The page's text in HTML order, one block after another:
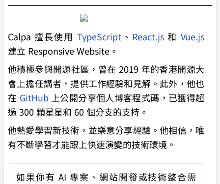
Calpa 擅長使用 TypeScript 、 React.js 和 Vue.js
建立 Responsive Website。
他積極參與開源社區，曾在 2019 年的香港開源大
會上擔任講者，提供工作經驗和見解。此外，他也
在 GitHub上公開分享個人博客程式碼，已獲得超
過 300 顆星星和 60 個分支的支持。
他熱愛學習新技術，並樂意分享經驗。他相信，唯
有不斷學習才能跟上快速演變的技術環境。
如果你有AI 專案、網站開發或技術整合需